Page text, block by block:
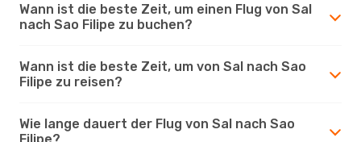
Wann ist die beste Zeit, um einen Flug von Sal
nach Sao Filipe zu buchen?
Wann ist die beste Zeit, um von Sal nach Sao
Filipe zu reisen?
Wie lange dauert der Flug von Sal nach Sao